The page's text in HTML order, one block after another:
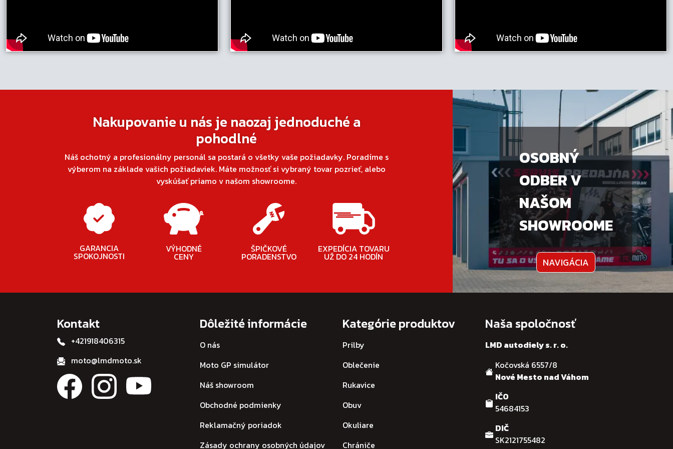
Nakupovanie u nás je naozaj jednoduché a
pohodlné
Náš ochotný a profesionálny personál sa postará o všetky vaše požiadavky. Poradíme s
výberom na základe vašich požiadaviek. Máte možnosť si vybraný tovar pozrieť, alebo
vyskúšať priamo v našom showroome.
GARANCIA
SPOKOJNOSTI
VÝHODNÉ
CENY
ŠPIČKOVÉ
PORADENSTVO
EXPEDÍCIA TOVARU
UŽ DO 24 HODÍN
OSOBNÝ
ODBER V
NAŠOM
SHOWROOME
NAVIGÁCIA
Kontakt
+421918406315
moto@lmdmoto.sk
Dôležité informácie
O nás
Moto GP simulátor
Náš showroom
Obchodné podmienky
Reklamačný poriadok
Zásady ochrany osobných údajov
Kategórie produktov
Prilby
Oblečenie
Rukavice
Obuv
Okuliare
Chrániče
Naša spoločnosť
LMD autodiely s. r. o.
Kočovská 6557/8
Nové Mesto nad Váhom
IČO
54684153
DIČ
SK2121755482